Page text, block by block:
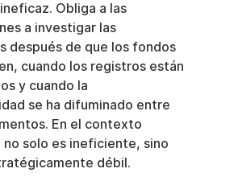
Obliga a las
a investigar las
después de que los fondos
cuando los registros están
y cuando la
se ha difuminado entre
En el contexto
solo es ineficiente, sino
débil.